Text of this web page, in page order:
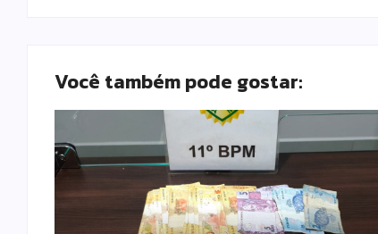
Você também pode gostar: